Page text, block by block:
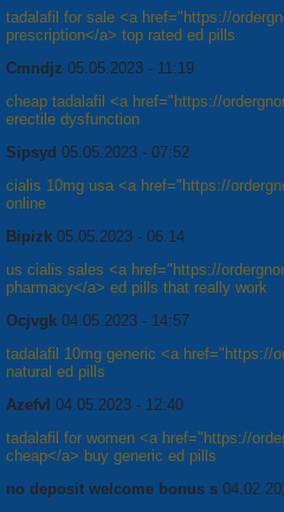
tadalafil for sale <a href="https://
prescription</a> top rated ed pills
Cmndjz 05.05.2023 - 11:19
cheap tadalafil <a href="https://
erectile dysfunction
Sipsyd 05.05.2023 - 07:52
cialis 10mg usa <a href="https://
online
Bipizk 05.05.2023 - 06:14
us cialis sales <a href="https://
pharmacy</a> ed pills that really work
Ocjvgk 04.05.2023 - 14:57
tadalafil 10mg generic <a href="https://
natural ed pills
Azefvl 04.05.2023 - 12:40
tadalafil for women <a href="https://
cheap</a> buy generic ed pills
no deposit welcome bonus s